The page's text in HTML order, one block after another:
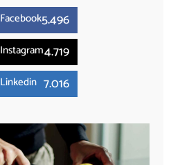
Facebook5.496
Instagram4.719
Linkedin 7.016